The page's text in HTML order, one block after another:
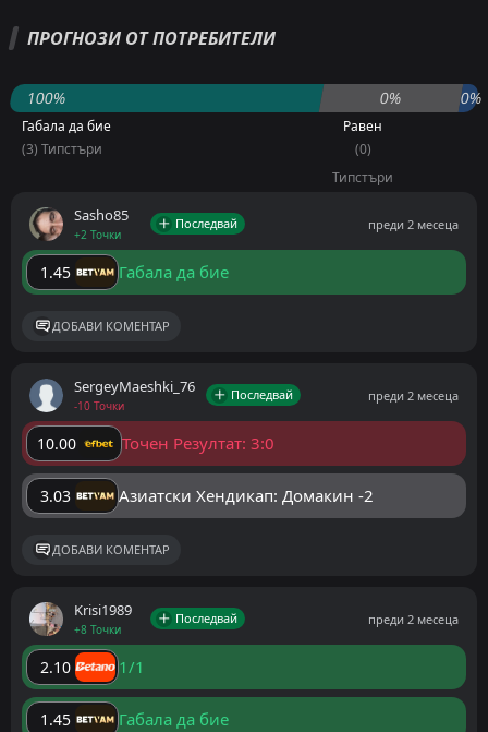
ПРОГНОЗИ ОТ ПОТРЕБИТЕЛИ
100% 0% 0%
Габала да бие
(3) Типстъри
Равен
(0)
Типстъри
Sasho85
+2 Точки
Последвай преди 2 месеца
1.45 Габала да бие
ДОБАВИ КОМЕНТАР
SergeyMaeshki_76
-10 Точки
Последвай преди 2 месеца
10.00 Точен Резултат: 3:0
3.03 Азиатски Хендикап: Домакин -2
ДОБАВИ КОМЕНТАР
Krisi1989
+8 Точки
Последвай преди 2 месеца
2.10 1/1
1.45 Габала да бие